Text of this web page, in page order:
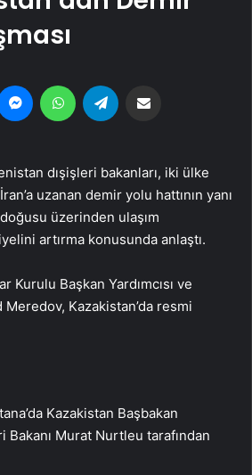
MessengerWhatsApp
dışişleri bakanları, iki ülke
uzanan demir yolu hattının yanı
üzerinden ulaşım
artırma konusunda anlaştı.
Kurulu Başkan Yardımcısı ve
Meredov, Kazakistan’da resmi
Kazakistan Başbakan
Bakanı Murat Nurtleu tarafından